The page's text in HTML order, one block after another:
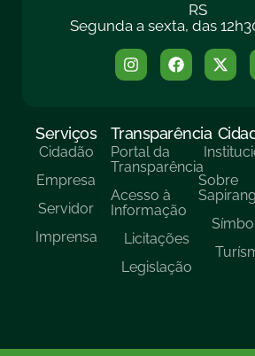
RS
Segunda a sexta, das
Serviços
Cidadão
Empresa
Servidor
Imprensa
Transparência
Portal da
Transparência
Acesso à
Informação
Licitações
Legislação
Sobre